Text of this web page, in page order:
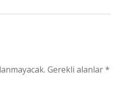
Gerekli alanlar*